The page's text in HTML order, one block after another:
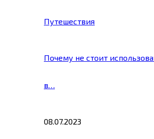
Путешествия
Почему не стоит
в…
08.07.2023